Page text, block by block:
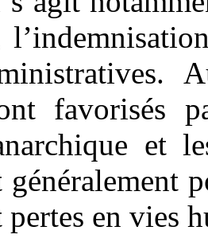
favorisés
et
pertes en vies